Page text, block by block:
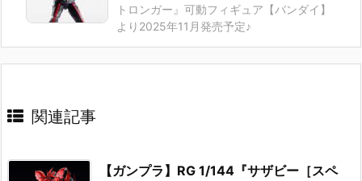
トロンガー』可動フィギュア【バンダイ】
より2025年11月発売予定♪
関連記事
【ガンプラ】RG 1/144『サザビー［スペ